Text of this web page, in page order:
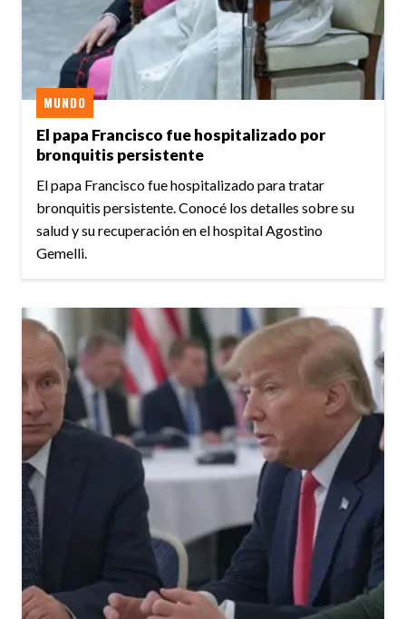
El papa Francisco fue hospitalizado por
bronquitis persistente
MUNDO
El papa Francisco fue hospitalizado para tratar
bronquitis persistente. Conocé los detalles sobre su
salud y su recuperación en el hospital Agostino
Gemelli.